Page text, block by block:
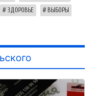
ЗДОРОВЬЕ ВЫБОРЫ